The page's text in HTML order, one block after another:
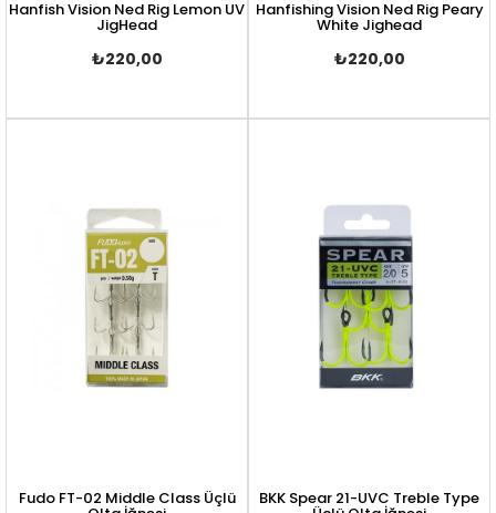
Hanfish Vision Ned Rig Lemon UV
JigHead
₺220,00
Hanfishing Vision Ned Rig Peary
White Jighead
₺220,00
Fudo FT-02 Middle Class Üçlü BKK Spear 21-UVC Treble Type